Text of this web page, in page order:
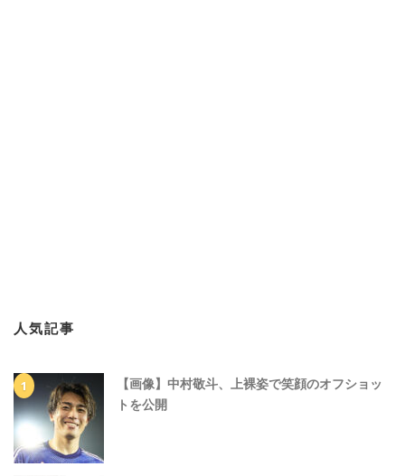
人気記事
【画像】中村敬斗、上裸姿で笑顔のオフショッ
トを公開